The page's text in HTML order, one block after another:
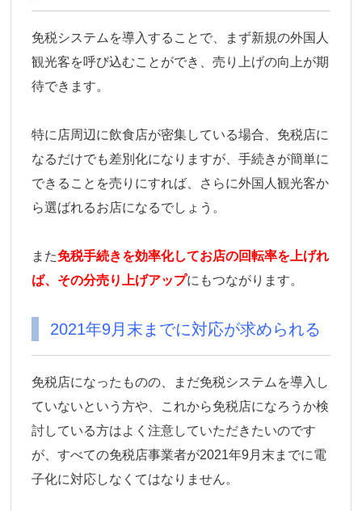
免税システムを導入することで、まず新規の外国人
観光客を呼び込むことができ、売り上げの向上が期
待できます。
特に店周辺に飲食店が密集している場合、免税店に
なるだけでも差別化になりますが、手続きが簡単に
できることを売りにすれば、さらに外国人観光客か
ら選ばれるお店になるでしょう。
また免税手続きを効率化してお店の回転率を上げれ
ば、その分売り上げアップにもつながります。
2021年9月末までに対応が求められる
免税店になったものの、まだ免税システムを導入し
ていないという方や、これから免税店になろうか検
討している方はよく注意していただきたいのです
が、すべての免税店事業者が2021年9月末までに電
子化に対応しなくてはなりません。